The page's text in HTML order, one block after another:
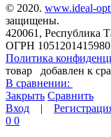
© 2020. www.ideal-
защищены.
420061, Республика
ОГРН 1051201415980
Политика
товар
добавлен к
В сравнении:
Закрыть Сравнить
Вход |
0 0